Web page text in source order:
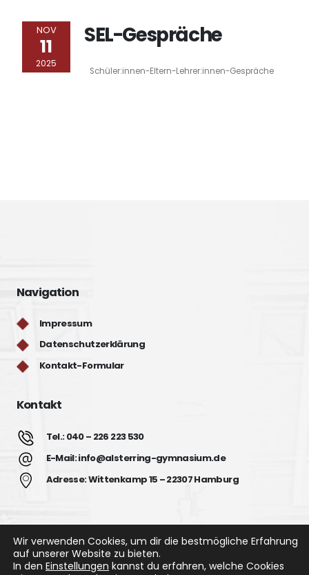
NOV
11
2025
SEL-Gespräche
Schüler:innen-Eltern-Lehrer:innen-Gespräche
Navigation
Impressum
Datenschutzerklärung
Kontakt-Formular
Kontakt
Tel.: 040 – 226 223 530
E-Mail: info@alsterring-gymnasium.de
Adresse: Wittenkamp 15 – 22307 Hamburg
Alsterring Gymnasium © 2022. All Rights Reserved.
Wir verwenden Cookies, um dir die bestmögliche Erfahrung
auf unserer Website zu bieten.
In den Einstellungen kannst du erfahren, welche Cookies